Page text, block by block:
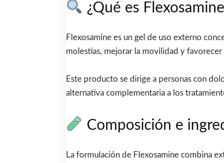
¿Qué es
Flexosamine es un gel de uso externo
molestias, mejorar la movilidad y
Este producto se dirige a personas con
alternativa complementaria a los
Composición e
La formulación de Flexosamine combina